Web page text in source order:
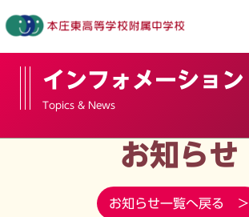
インフォメーション
Topics & News
お知らせ
お知らせ一覧へ戻る ＞